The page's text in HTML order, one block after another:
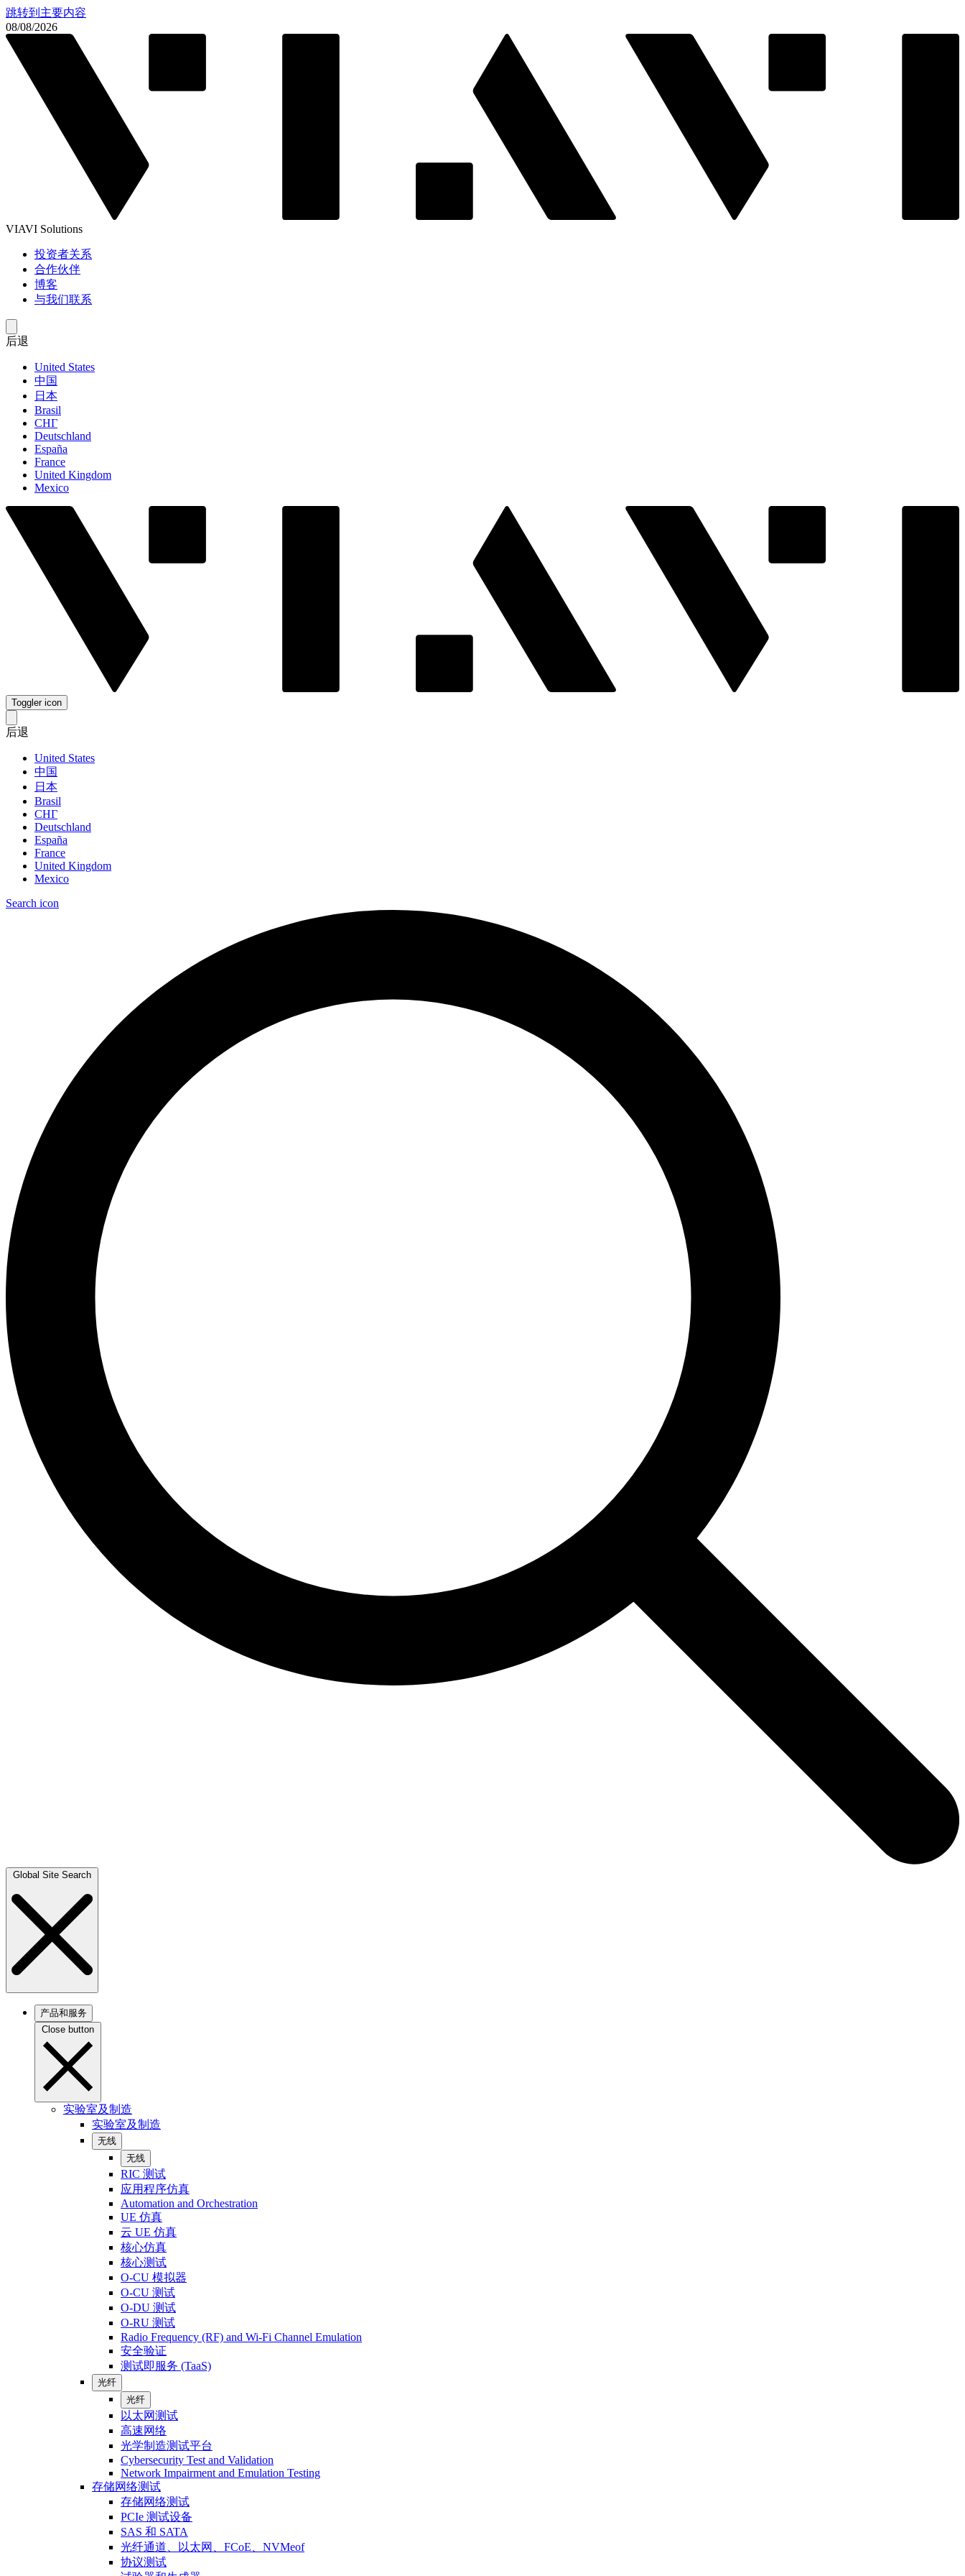
跳转到主要内容
08/08/2026
VIAVI Solutions
投资者关系
合作伙伴
博客
与我们联系
后退
United States
中国
日本
Brasil
СНГ
Deutschland
España
France
United Kingdom
Mexico
Toggler icon
后退
United States
中国
日本
Brasil
СНГ
Deutschland
España
France
United Kingdom
Mexico
Search icon
Global Site Search
产品和服务
Close button
实验室及制造
实验室及制造
无线
无线
RIC 测试
应用程序仿真
Automation and Orchestration
UE 仿真
云 UE 仿真
核心仿真
核心测试
O-CU 模拟器
O-CU 测试
O-DU 测试
O-RU 测试
Radio Frequency (RF) and Wi-Fi Channel Emulation
安全验证
测试即服务 (TaaS)
光纤
光纤
以太网测试
高速网络
光学制造测试平台
Cybersecurity Test and Validation
Network Impairment and Emulation Testing
存储网络测试
存储网络测试
PCIe 测试设备
SAS 和 SATA
光纤通道、以太网、FCoE、NVMeof
协议测试